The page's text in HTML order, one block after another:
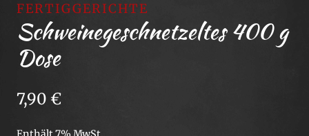
FERTIGGERICHTE
Schweinegeschnetzeltes 400 g
Dose
7,90 €